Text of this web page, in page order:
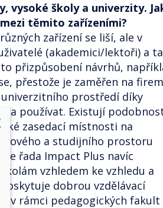
vysoké školy a univerzity.
těmito zařízeními?
zařízení se liší, ale v
(akademici/lektoři) a
přizpůsobení návrhů,
přestože je zaměřen na
prostředí díky
a používat. Existují
zasedací místnosti na
a studijního prostoru
řada Impact Plus navíc
vzhledem ke vzhledu a
dobrou vzdělávací
v rámci pedagogických fakult